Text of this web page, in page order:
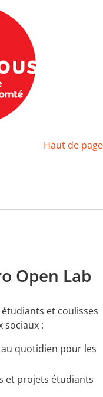
Haut de page
Open Lab
et coulisses
sociaux :
au quotidien pour les
et projets étudiants